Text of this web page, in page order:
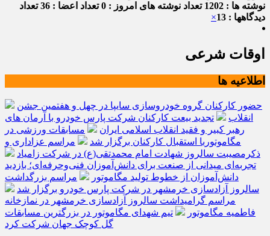
نوشته ها : 1202
تعداد نوشته های امروز : 0 تعداد اعضا : 36
تعداد
دیدگاهها : 13
×
اوقات شرعی
اطلاعیه ها
حضور کارکنان گروه خودروسازی سایپا در چهل و هفتمین جشن
انقلاب
تجدید بیعت کارکنان شرکت پارس خودرو با آرمان های
رهبر کبیر و فقید انقلاب اسلامی ایران
مسابقات ورزشی در
مگاموتوربا استقبال کارکنان برگزار شد
مراسم عزاداری و
ذکرمصیبت سالروز شهادت امام محمدتقی(ع) در شرکت زامیاد
تجربه‌ای میدانی از صنعت برای دانش‌آموزان فنی‌وحرفه‌ای؛ بازدید
دانش‌آموزان از خطوط تولید مگاموتور
مراسم بزرگداشت
سالروز آزادسازی خرمشهر در شرکت پارس خودرو برگزار شد
مراسم گرامیداشت سالروز آزادسازی خرمشهر در نمازخانه
فاطمیه مگاموتور
تیم شهدای مگاموتور در بزرگترین مسابقات
گل کوچک جهان شرکت کرد